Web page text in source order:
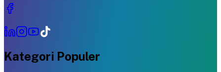
Kategori Populer